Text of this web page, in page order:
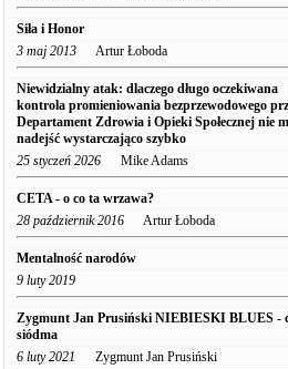
Siła i Honor
3 maj 2013 Artur Łoboda
Niewidzialny atak: dlaczego długo oczekiwana
kontrola promieniowania bezprzewodowego
Departament Zdrowia i Opieki Społecznej nie
nadejść wystarczająco szybko
25 styczeń 2026 Mike Adams
CETA - o co ta wrzawa?
28 październik 2016 Artur Łoboda
Mentalność narodów
9 luty 2019
Zygmunt Jan Prusiński NIEBIESKI BLUES -
siódma
6 luty 2021 Zygmunt Jan Prusiński